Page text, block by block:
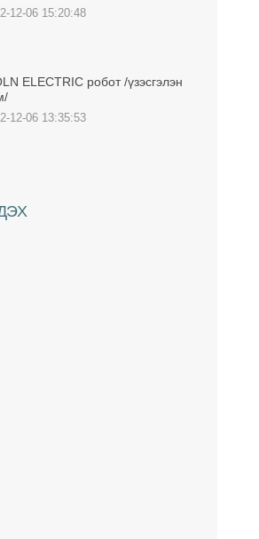
12-06 15:20:48
ELECTRIC робот /үзэсгэлэн
12-06 13:35:53